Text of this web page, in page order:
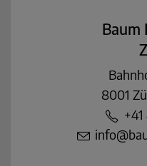
Baum
8001